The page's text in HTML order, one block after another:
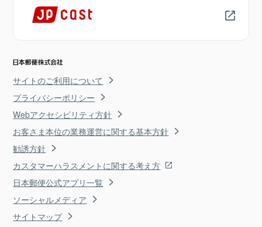
サイトのご利用について
プライバシーポリシー
Webアクセシビリティ方針
お客さま本位の業務運営に関する基本方針
勧誘方針
カスタマーハラスメントに関する考え方
日本郵便公式アプリ一覧
ソーシャルメディア
サイトマップ